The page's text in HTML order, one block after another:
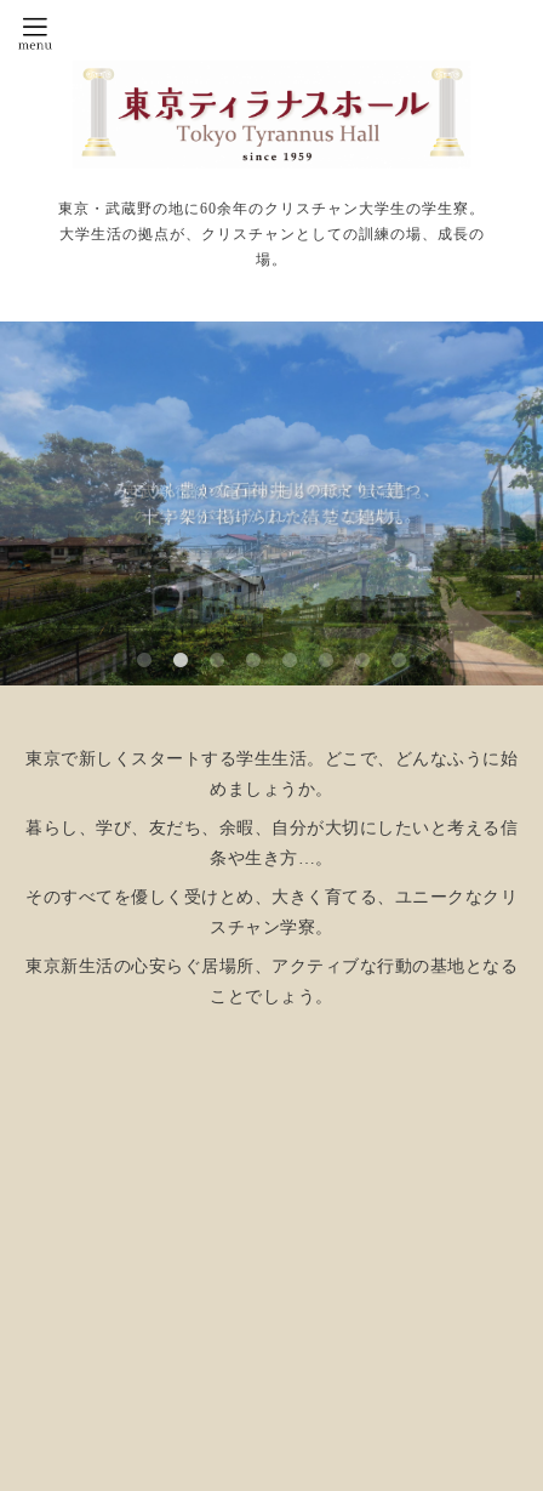
東京・武蔵野の地に60余年のクリスチャン大学生の学生寮。
大学生活の拠点が、クリスチャンとしての訓練の場、成長の
場。
東京で新しくスタートする学生生活。どこで、どんなふうに始
めましょうか。
暮らし、学び、友だち、余暇、自分が大切にしたいと考える信
条や生き方…。
そのすべてを優しく受けとめ、大きく育てる、ユニークなクリ
スチャン学寮。
東京新生活の心安らぐ居場所、アクティブな行動の基地となる
ことでしょう。